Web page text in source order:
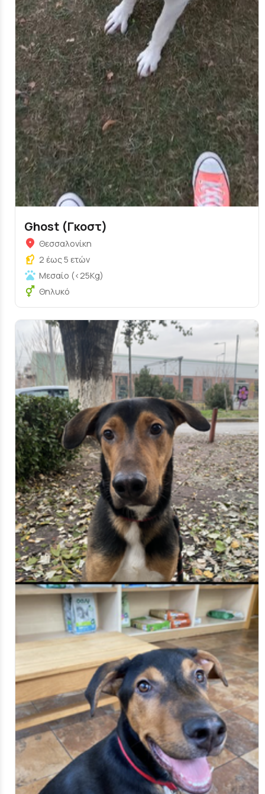
Ghost (Γκοστ)
Θεσσαλονίκη
2 έως 5 ετών
Μεσαίο (<25Kg)
Θηλυκό